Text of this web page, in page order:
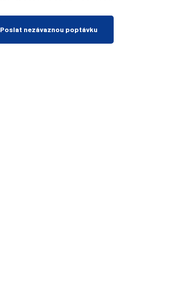
Poslat nezávaznou poptávku